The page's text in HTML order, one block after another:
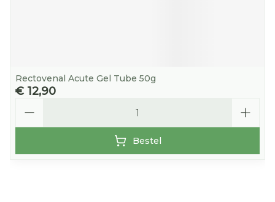
Rectovenal Acute Gel Tube 50g
€ 12,90
Bestel